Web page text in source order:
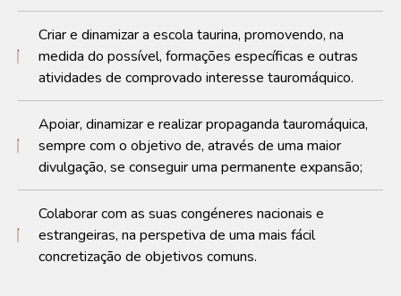
Criar e dinamizar a escola taurina, promovendo, na
medida do possível, formações específicas e outras
atividades de comprovado interesse tauromáquico.
Apoiar, dinamizar e realizar propaganda tauromáquica,
sempre com o objetivo de, através de uma maior
divulgação, se conseguir uma permanente expansão;
Colaborar com as suas congéneres nacionais e
estrangeiras, na perspetiva de uma mais fácil
concretização de objetivos comuns.